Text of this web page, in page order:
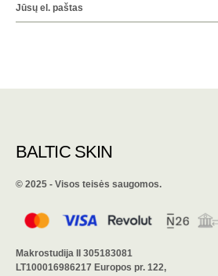
BALTIC SKIN
©️ 2025 - Visos teisės saugomos.
Makrostudija II 305183081
LT100016986217 Europos pr. 122,